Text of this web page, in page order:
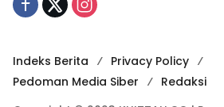
Indeks Berita
Privacy Policy
Pedoman Media Siber
Redaksi